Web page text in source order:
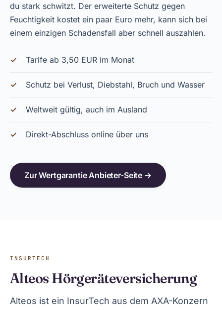
du stark schwitzt. Der erweiterte Schutz gegen
Feuchtigkeit kostet ein paar Euro mehr, kann sich bei
einem einzigen Schadensfall aber schnell auszahlen.
Tarife ab 3,50 EUR im Monat
Schutz bei Verlust, Diebstahl, Bruch und Wasser
Weltweit gültig, auch im Ausland
Direkt-Abschluss online über uns
Zur Wertgarantie Anbieter-Seite →
INSURTECH
Alteos Hörgeräteversicherung
Alteos ist ein InsurTech aus dem AXA-Konzern